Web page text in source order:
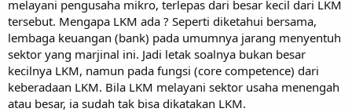
melayani pengusaha mikro, terlepas dari besar kecil dari LKM
tersebut. Mengapa LKM ada ? Seperti diketahui bersama,
lembaga keuangan (bank) pada umumnya jarang menyentuh
sektor yang marjinal ini. Jadi letak soalnya bukan besar
kecilnya LKM, namun pada fungsi (core competence) dari
keberadaan LKM. Bila LKM melayani sektor usaha menengah
atau besar, ia sudah tak bisa dikatakan LKM.